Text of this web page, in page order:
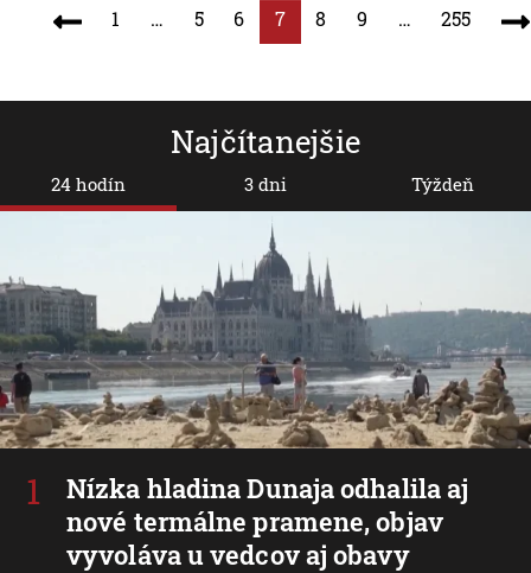
1 … 5 6 7 8 9 … 255
Najčítanejšie
24 hodín
Nízka hladina Dunaja odhalila aj
nové termálne pramene, objav
vyvoláva u vedcov aj obavy
3 dni Týždeň